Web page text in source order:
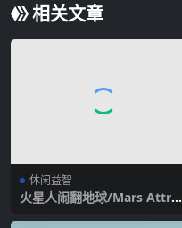
相关文章
休闲益智
火星人闹翻地球/Mars Attrac